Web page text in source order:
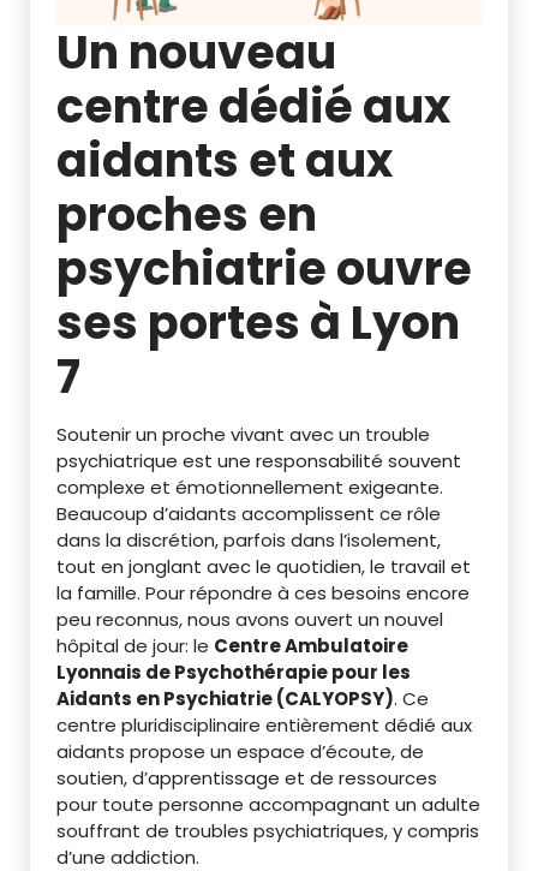
Un nouveau
centre dédié aux
aidants et aux
proches en
psychiatrie ouvre
ses portes à Lyon
7
Soutenir un proche vivant avec un trouble
psychiatrique est une responsabilité souvent
complexe et émotionnellement exigeante.
Beaucoup d’aidants accomplissent ce rôle
dans la discrétion, parfois dans l’isolement,
tout en jonglant avec le quotidien, le travail et
la famille. Pour répondre à ces besoins encore
peu reconnus, nous avons ouvert un nouvel
hôpital de jour: le Centre Ambulatoire
Lyonnais de Psychothérapie pour les
Aidants en Psychiatrie (CALYOPSY). Ce
centre pluridisciplinaire entièrement dédié aux
aidants propose un espace d’écoute, de
soutien, d’apprentissage et de ressources
pour toute personne accompagnant un adulte
souffrant de troubles psychiatriques, y compris
d’une addiction.